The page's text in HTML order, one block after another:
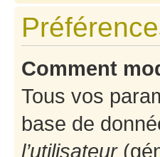
Comment
Tous vos
base de
l’utilisateur